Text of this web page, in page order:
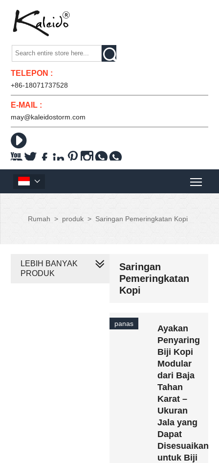

TELEPON :
+86-18071737528
E-MAIL :
may@kaleidostorm.com

     

Rumah > produk > Saringan Pemeringkatan Kopi
Saringan
Pemeringkatan
Kopi
panas
Ayakan
Penyaring
Biji Kopi
Modular
dari Baja
Tahan
Karat –
Ukuran
Jala yang
Dapat
Disesuaikan
untuk Biji
LEBIH BANYAK
PRODUK